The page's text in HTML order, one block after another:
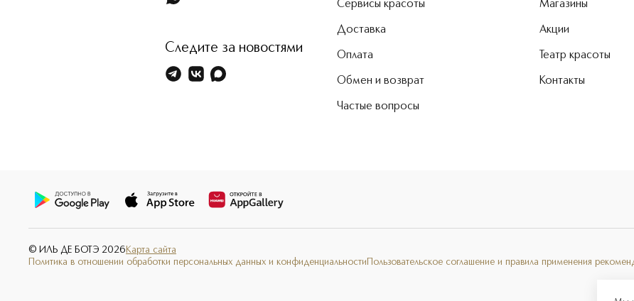
Следите за новостями
Сервисы красоты
Доставка
Оплата
Обмен и возврат
Частые вопросы
Магазины
Акции
Театр красоты
Контакты
© ИЛЬ ДЕ БОТЭ 2026 Карта сайта
Политика в отношении обработки персональных данных и конфиденциальности Пользовательское соглашение и правила применения